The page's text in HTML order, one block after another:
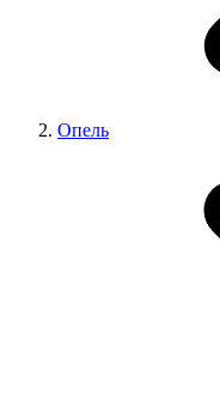
Опель